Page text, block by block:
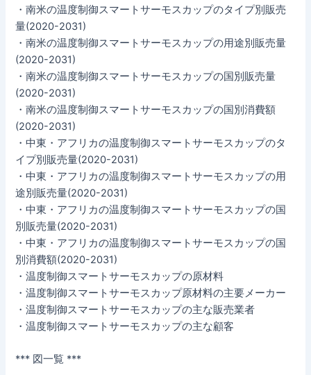
・南米の温度制御スマートサーモスカップのタイプ別販売
量(2020-2031)
・南米の温度制御スマートサーモスカップの用途別販売量
(2020-2031)
・南米の温度制御スマートサーモスカップの国別販売量
(2020-2031)
・南米の温度制御スマートサーモスカップの国別消費額
(2020-2031)
・中東・アフリカの温度制御スマートサーモスカップのタ
イプ別販売量(2020-2031)
・中東・アフリカの温度制御スマートサーモスカップの用
途別販売量(2020-2031)
・中東・アフリカの温度制御スマートサーモスカップの国
別販売量(2020-2031)
・中東・アフリカの温度制御スマートサーモスカップの国
別消費額(2020-2031)
・温度制御スマートサーモスカップの原材料
・温度制御スマートサーモスカップ原材料の主要メーカー
・温度制御スマートサーモスカップの主な販売業者
・温度制御スマートサーモスカップの主な顧客
*** 図一覧 ***